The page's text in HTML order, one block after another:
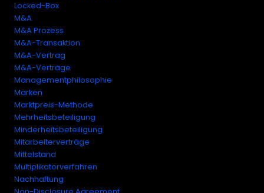
Locked-Box
M&A
M&A Prozess
M&A-Transaktion
M&A-Vertrag
M&A-Verträge
Managementphilosophie
Marken
Marktpreis-Methode
Mehrheitsbeteiligung
Minderheitsbeteiligung
Mitarbeiterverträge
Mittelstand
Multiplikatorverfahren
Nachhaftung